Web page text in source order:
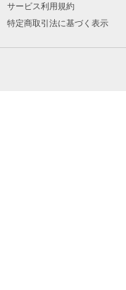
サービス利用規約
特定商取引法に基づく表示